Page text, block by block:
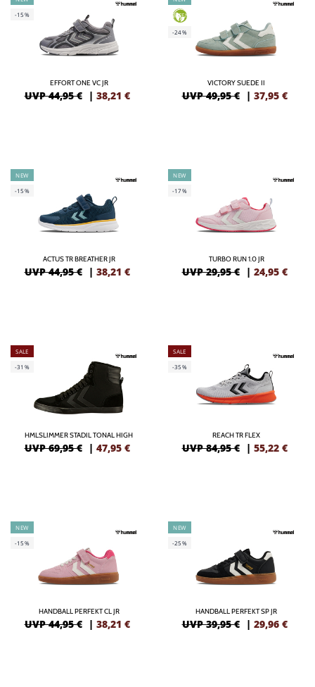
-15%
EFFORT ONE VC JR
UVP 44,95 € | 38,21 €
GREEN
-24%
VICTORY SUEDE II
UVP 49,95 € | 37,95 €
NEW
-15%
ACTUS TR BREATHER JR
UVP 44,95 € | 38,21 €
NEW
-17%
TURBO RUN 1.0 JR
UVP 29,95 € | 24,95 €
SALE
-31%
HMLSLIMMER STADIL TONAL HIGH
UVP 69,95 € | 47,95 €
SALE
-35%
REACH TR FLEX
UVP 84,95 € | 55,22 €
NEW
-15%
HANDBALL PERFEKT CL JR
UVP 44,95 € | 38,21 €
NEW
-25%
HANDBALL PERFEKT SP JR
UVP 39,95 € | 29,96 €